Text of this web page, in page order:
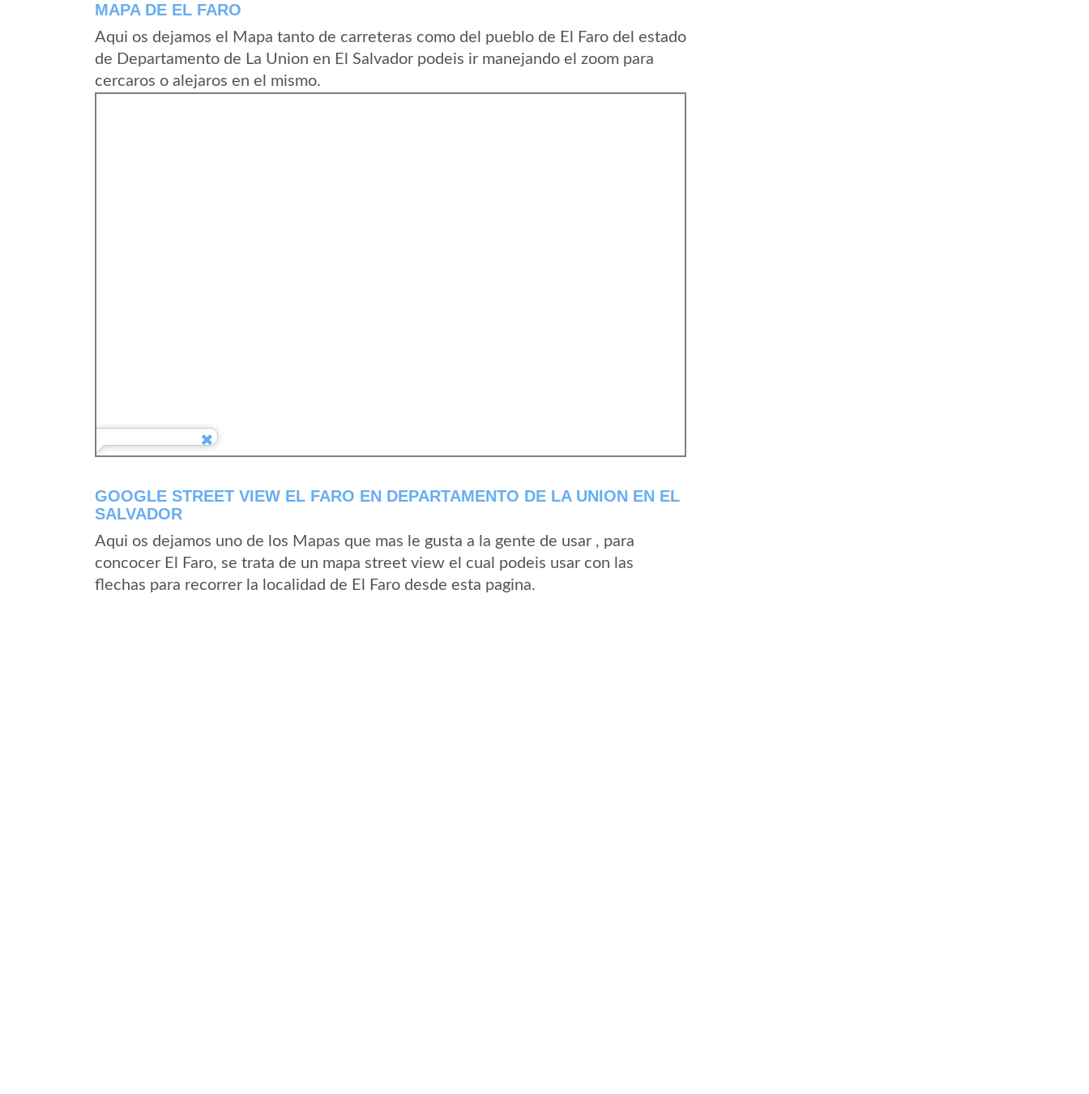
MAPA DE EL FARO
Aqui os dejamos el Mapa tanto de carreteras como del pueblo de El Faro del estado
de Departamento de La Union en El Salvador podeis ir manejando el zoom para
cercaros o alejaros en el mismo.
GOOGLE STREET VIEW EL FARO EN DEPARTAMENTO DE LA UNION EN EL
SALVADOR
Aqui os dejamos uno de los Mapas que mas le gusta a la gente de usar , para
concocer El Faro, se trata de un mapa street view el cual podeis usar con las
flechas para recorrer la localidad de El Faro desde esta pagina.